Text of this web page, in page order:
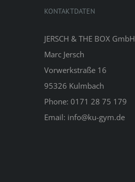
KONTAKTDATEN
JERSCH & THE BOX GmbH
Marc Jersch
Vorwerkstraße 16
95326 Kulmbach
Phone: 0171 28 75 179
Email: info@ku-gym.de